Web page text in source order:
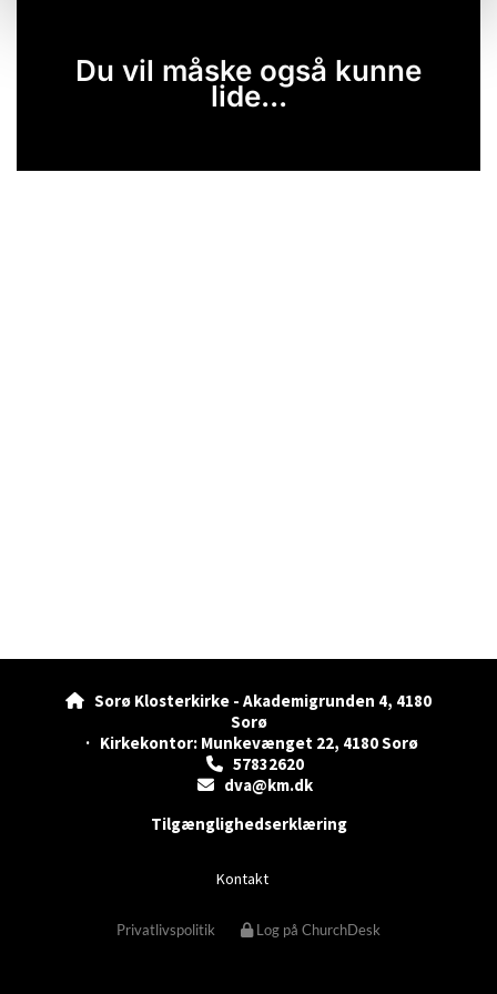
Du vil måske også kunne
lide...
 Sorø Klosterkirke - Akademigrunden 4, 4180
Sorø
· Kirkekontor: Munkevænget 22, 4180 Sorø
 57832620

dva@km.dk
Tilgænglighedserklæring
Kontakt
Privatlivspolitik Log på ChurchDesk